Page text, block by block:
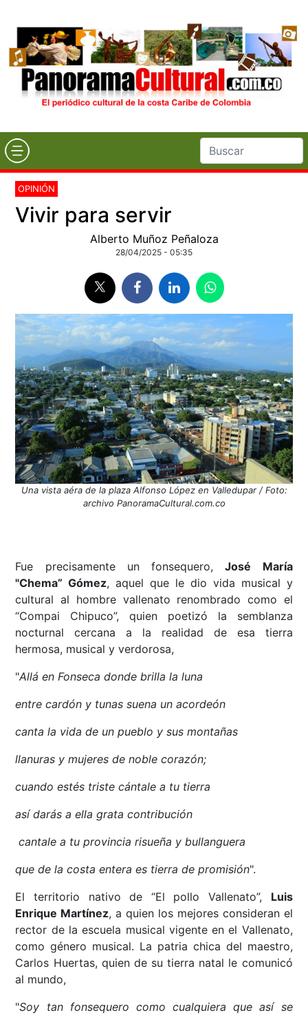
OPINIÓN
Vivir para servir
Alberto Muñoz Peñaloza
28/04/2025 - 05:35
Una vista aéra de la plaza Alfonso López en Valledupar / Foto:
archivo PanoramaCultural.com.co
Fue precisamente un fonsequero,José María
"Chema” Gómez, aquel que le dio vida musical y
cultural al hombre vallenato renombrado como el
“Compai Chipuco”, quien poetizó la semblanza
nocturnal cercana a la realidad de esa tierra
hermosa, musical y verdorosa,
"Allá en Fonseca donde brilla la luna
entre cardón y tunas suena un acordeón
canta la vida de un pueblo y sus montañas
llanuras y mujeres de noble corazón;
cuando estés triste cántale a tu tierra
así darás a ella grata contribución
cantale a tu provincia risueña y bullanguera
que de la costa entera es tierra de promisión".
El territorio nativo de “El pollo Vallenato”, Luis
Enrique Martínez, a quien los mejores consideran el
rector de la escuela musical vigente en el Vallenato,
como género musical. La patria chica del maestro,
Carlos Huertas, quien de su tierra natal le comunicó
al mundo,
"Soy tan fonsequero como cualquiera que así se